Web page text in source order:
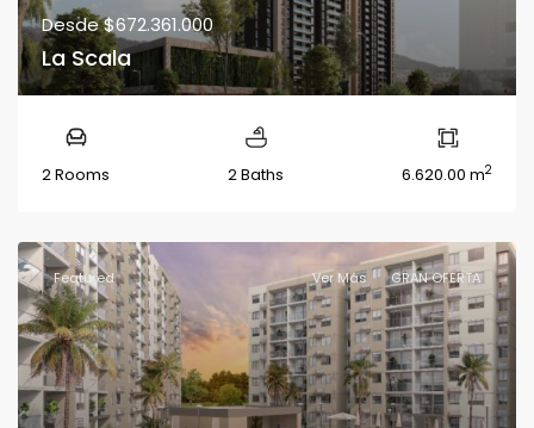
Desde$672.361.000
La Scala
2 Rooms 2 Baths 6.620.00 m2
Featured Ver Más GRAN OFERTA